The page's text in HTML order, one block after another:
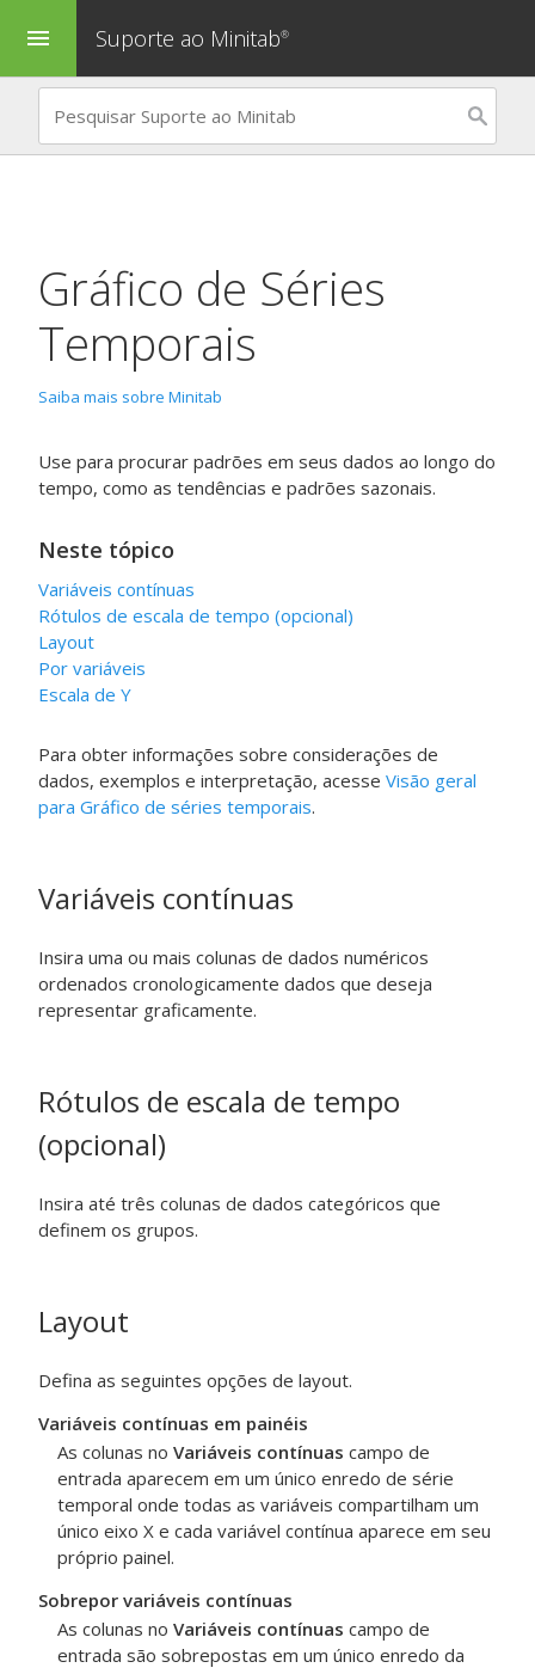
menu Suporte ao Minitab®
Gráfico de Séries
Temporais
Saiba mais sobre Minitab
Use para procurar padrões em seus dados ao longo do
tempo, como as tendências e padrões sazonais.
Neste tópico
Variáveis contínuas
Rótulos de escala de tempo (opcional)
Layout
Por variáveis
Escala de Y
Para obter informações sobre considerações de
dados, exemplos e interpretação, acesse Visão geral
para Gráfico de séries temporais.
Variáveis contínuas
Insira uma ou mais colunas de dados numéricos
ordenados cronologicamente dados que deseja
representar graficamente.
Rótulos de escala de tempo
(opcional)
Insira até três colunas de dados categóricos que
definem os grupos.
Layout
Defina as seguintes opções de layout.
Variáveis contínuas em painéis
As colunas no Variáveis contínuas campo de
entrada aparecem em um único enredo de série
temporal onde todas as variáveis compartilham um
único eixo X e cada variável contínua aparece em seu
próprio painel.
Sobrepor variáveis contínuas
As colunas no Variáveis contínuas campo de
entrada são sobrepostas em um único enredo da